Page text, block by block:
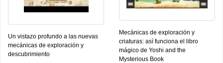
Un vistazo profundo a las nuevas
mecánicas de exploración y
descubrimiento
Mecánicas de exploración y
criaturas: así funciona el libro
mágico de Yoshi and the
Mysterious Book